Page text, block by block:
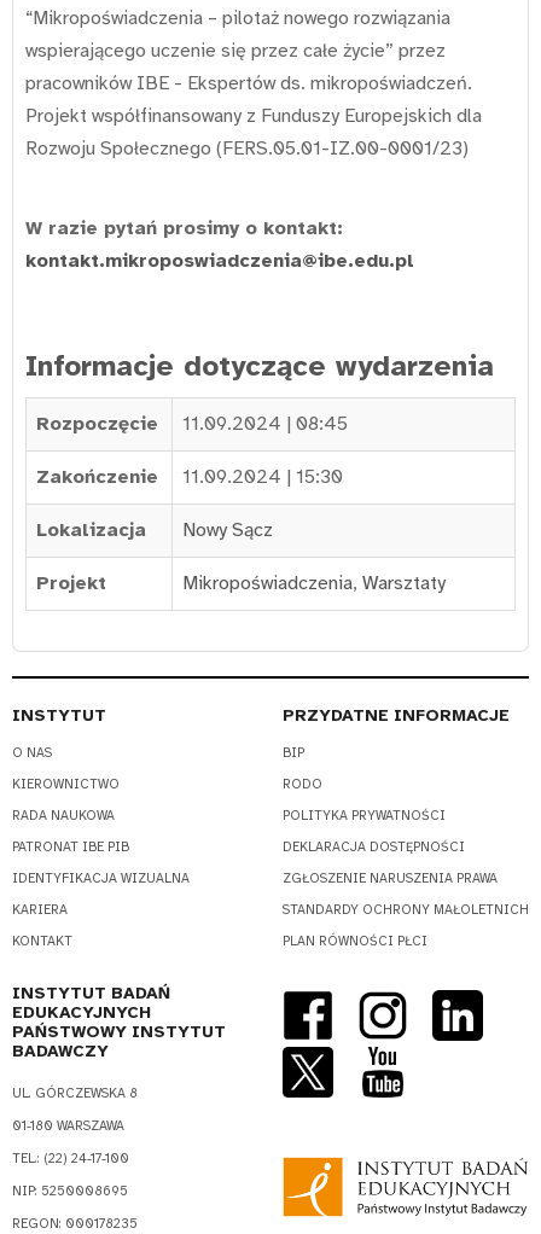
“Mikropoświadczenia – pilotaż nowego rozwiązania
wspierającego uczenie się przez całe życie” przez
pracowników IBE - Ekspertów ds. mikropoświadczeń.
Projekt współfinansowany z Funduszy Europejskich dla
Rozwoju Społecznego (FERS.05.01-IZ.00-0001/23)
W razie pytań prosimy o kontakt:
kontakt.mikroposwiadczenia@ibe.edu.pl
Informacje dotyczące wydarzenia
Rozpoczęcie 11.09.2024 | 08:45
Zakończenie 11.09.2024 | 15:30
Lokalizacja Nowy Sącz
Projekt Mikropoświadczenia, Warsztaty
INSTYTUT
O NAS
KIEROWNICTWO
RADA NAUKOWA
PATRONAT IBE PIB
IDENTYFIKACJA WIZUALNA
KARIERA
KONTAKT
PRZYDATNE INFORMACJE
BIP
RODO
POLITYKA PRYWATNOŚCI
DEKLARACJA DOSTĘPNOŚCI
ZGŁOSZENIE NARUSZENIA PRAWA
STANDARDY OCHRONY MAŁOLETNICH
PLAN RÓWNOŚCI PŁCI
INSTYTUT BADAŃ
EDUKACYJNYCH
PAŃSTWOWY INSTYTUT
BADAWCZY
UL. GÓRCZEWSKA 8
01-180 WARSZAWA
TEL.: (22) 24-17-100
NIP: 5250008695
REGON: 000178235